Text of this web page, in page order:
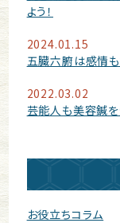
よう！
2024.01.15
五臓六腑は感情
2022.03.02
芸能人も美容鍼を
お役立ちコラム